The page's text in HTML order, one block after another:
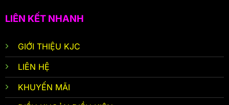
LIÊN KẾT NHANH
GIỚI THIỆU KJC
LIÊN HỆ
KHUYẾN MÃI